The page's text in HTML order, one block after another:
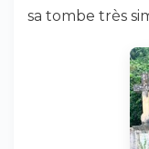
sa tombe très